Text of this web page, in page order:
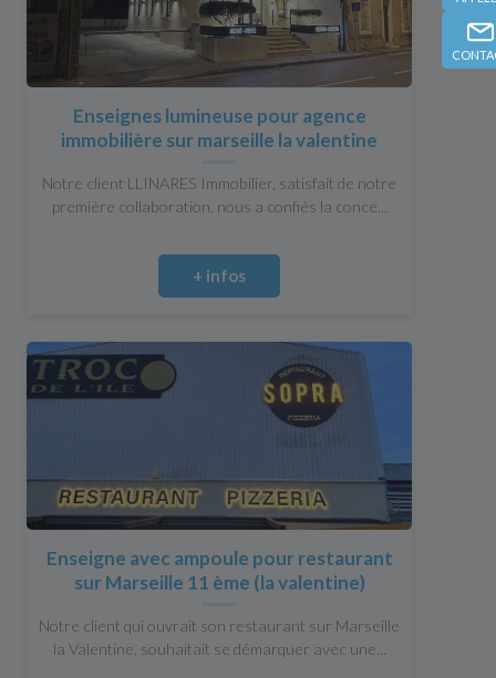
Enseignes lumineuse pour agence
immobilière sur marseille la valentine
Notre client LLINARES Immobilier, satisfait de notre
première collaboration, nous a confiés la conce...
+ infos
Enseigne avec ampoule pour restaurant
sur Marseille 11 ème (la valentine)
Notre client qui ouvrait son restaurant sur Marseille
la Valentine, souhaitait se démarquer avec une...